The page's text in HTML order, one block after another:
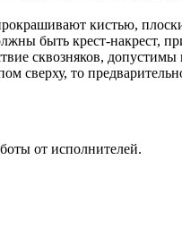
кистью,
быть крест-накрест,
сквозняков,
сверху, то
от исполнителей.